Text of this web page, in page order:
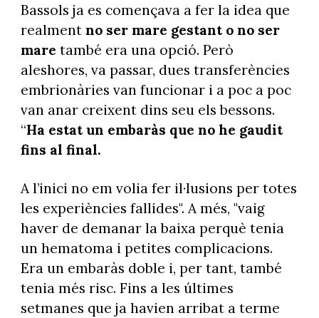
Bassols ja es començava a fer la idea que
realment no ser mare gestant o no ser
mare també era una opció. Però
aleshores, va passar, dues transferències
embrionàries van funcionar i a poc a poc
van anar creixent dins seu els bessons.
“Ha estat un embaràs que no he gaudit
fins al final.
A l’inici no em volia fer il·lusions per totes
les experiències fallides". A més, "vaig
haver de demanar la baixa perquè tenia
un hematoma i petites complicacions.
Era un embaràs doble i, per tant, també
tenia més risc. Fins a les últimes
setmanes que ja havien arribat a terme